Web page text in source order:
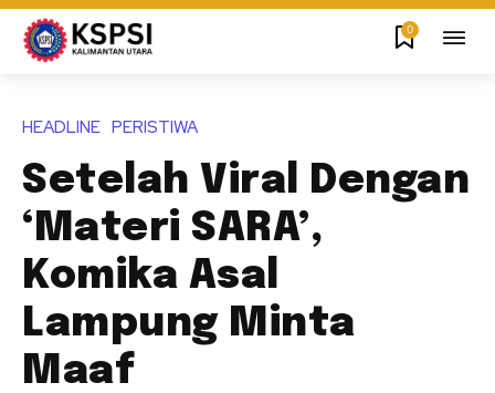
0
HEADLINE PERISTIWA
Setelah Viral Dengan
‘Materi SARA’,
Komika Asal
Lampung Minta
Maaf